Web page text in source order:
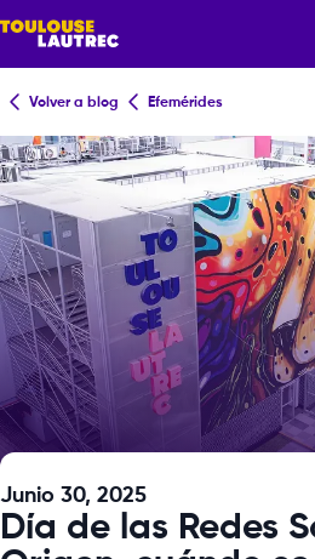
Volver a blog Efemérides
Junio 30, 2025
Día de las Redes